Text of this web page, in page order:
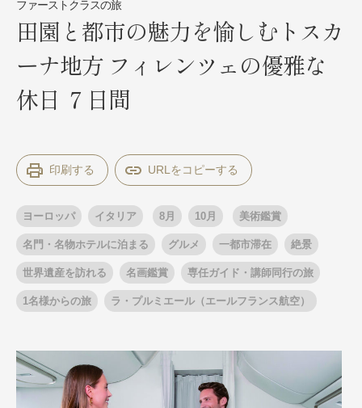
出発月
1月
10月
ゴールデンウィーク
お盆・夏休み
年末年始
ブランド
“知究”紀行
GRAND'EX
夢の休日 | 海外旅行
美術鑑賞
ヨーロッパの田舎（村・町）
名門・名物ホテルに泊まる
出発月
冬の国内旅行
お盆・夏休み
夢の休日 煌
夢の休日 国内旅行
四季彩紀行
目的・テーマから探す
紅葉
花火
祭り
ラグジュアリーバスでめぐる
ガンツウ
ななつ星in九州
TWILIGHT EXPRESS 瑞風
ファーストクラスの旅
田園と都市の魅力を愉しむトスカ
ーナ地方 フィレンツェの優雅な
休日 ７日間
印刷する
ヨーロッパ イタリア 8月 10月 美術鑑賞
名門・名物ホテルに泊まる グルメ 一都市滞在 絶景
世界遺産を訪れる 名画鑑賞 専任ガイド・講師同行の旅
1名様からの旅 ラ・プルミエール（エールフランス航空）